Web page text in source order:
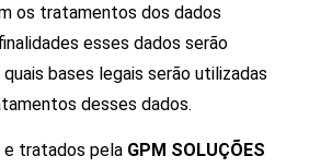
os tratamentos dos dados
esses dados serão
bases legais serão utilizadas
desses dados.
e tratados pela GPM SOLUÇÕES